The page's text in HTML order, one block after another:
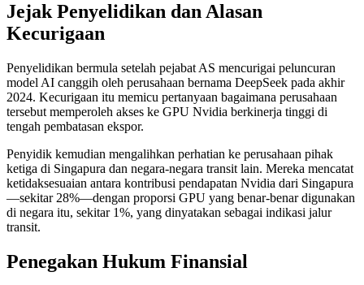
Jejak Penyelidikan dan Alasan
Kecurigaan
Penyelidikan bermula setelah pejabat AS mencurigai peluncuran
model AI canggih oleh perusahaan bernama DeepSeek pada akhir
2024. Kecurigaan itu memicu pertanyaan bagaimana perusahaan
tersebut memperoleh akses ke GPU Nvidia berkinerja tinggi di
tengah pembatasan ekspor.
Penyidik kemudian mengalihkan perhatian ke perusahaan pihak
ketiga di Singapura dan negara-negara transit lain. Mereka mencatat
ketidaksesuaian antara kontribusi pendapatan Nvidia dari Singapura
—sekitar 28%—dengan proporsi GPU yang benar-benar digunakan
di negara itu, sekitar 1%, yang dinyatakan sebagai indikasi jalur
transit.
Penegakan Hukum Finansial